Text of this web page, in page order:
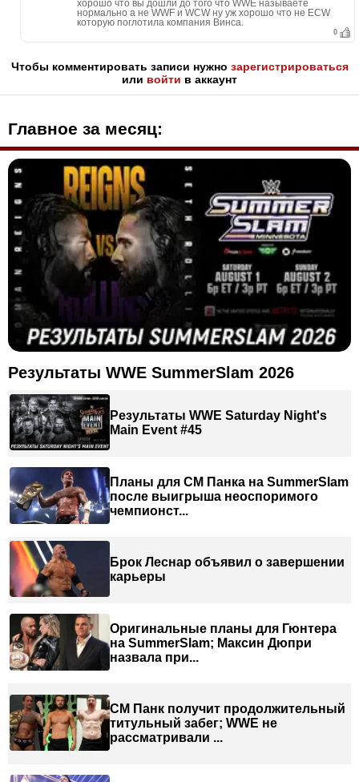
хорошо что вы дошли до того что WWE называете
нормально а не WWF и WCW ну уж хорошо что не ECW
которую поглотила компания Винса.
0
Чтобы комментировать записи нужно зарегистрироваться
или войти в аккаунт
Главное за месяц:
Результаты WWE SummerSlam 2026
Результаты WWE Saturday Night's
Main Event #45
Планы для СМ Панка на SummerSlam
после выигрыша неоспоримого
чемпионст...
Брок Леснар объявил о завершении
карьеры
Оригинальные планы для Гюнтера
на SummerSlam; Максин Дюпри
назвала при...
СМ Панк получит продолжительный
титульный забег; WWE не
рассматривали ...